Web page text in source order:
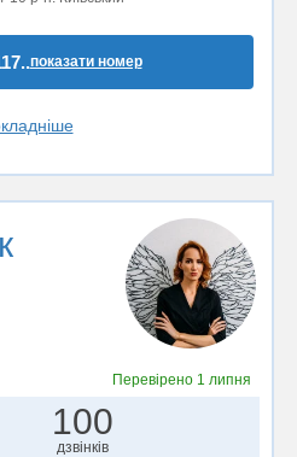
показати номер
Перевірено 1 липня
100
дзвінків